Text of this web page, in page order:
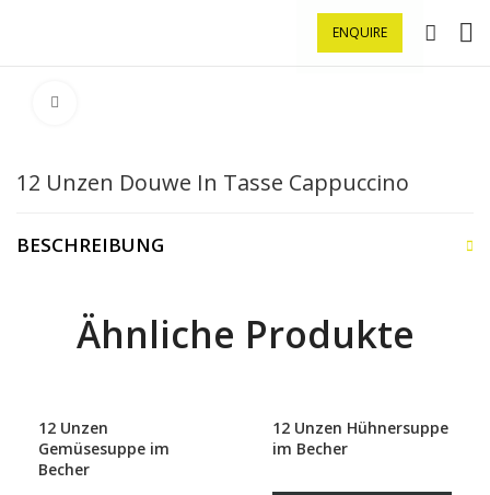
ENQUIRE
12 Unzen Douwe In Tasse Cappuccino
BESCHREIBUNG
Ähnliche Produkte
12 Unzen
Gemüsesuppe im
Becher
12 Unzen Hühnersuppe
im Becher